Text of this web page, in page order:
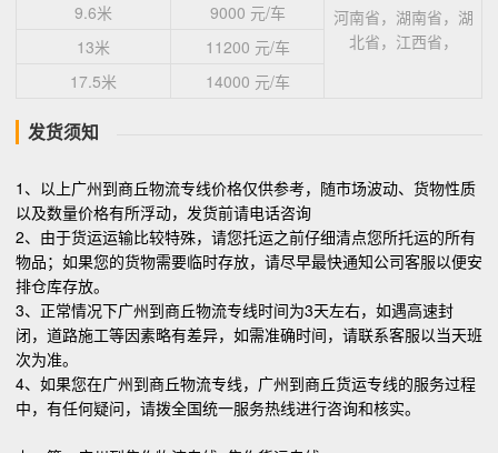
河南省，湖南省，湖
北省，江西省，
9.6米
9000 元/车
13米
11200 元/车
17.5米
14000 元/车
发货须知
1、以上广州到商丘物流专线价格仅供参考，随市场波动、货物性质
以及数量价格有所浮动，发货前请电话咨询
2、由于货运运输比较特殊，请您托运之前仔细清点您所托运的所有
物品；如果您的货物需要临时存放，请尽早最快通知公司客服以便安
排仓库存放。
3、正常情况下广州到商丘物流专线时间为3天左右，如遇高速封
闭，道路施工等因素略有差异，如需准确时间，请联系客服以当天班
次为准。
4、如果您在广州到商丘物流专线，广州到商丘货运专线的服务过程
中，有任何疑问，请拨全国统一服务热线进行咨询和核实。